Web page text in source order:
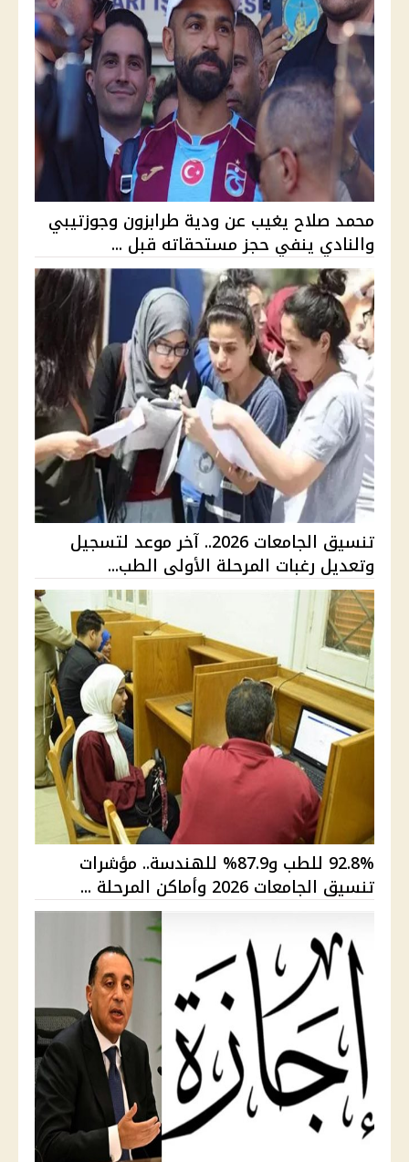
محمد صلاح يغيب عن ودية طرابزون وجوزتيبي
والنادي ينفي حجز مستحقاته قبل ...
تنسيق الجامعات 2026.. آخر موعد لتسجيل
وتعديل رغبات المرحلة الأولى الطب...
92.8% للطب و87.9% للهندسة.. مؤشرات
تنسيق الجامعات 2026 وأماكن المرحلة ...